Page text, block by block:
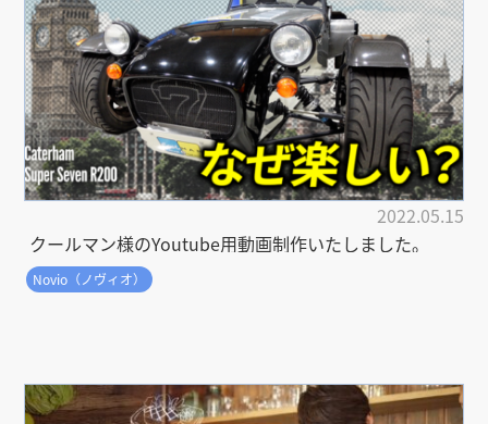
2022.05.15
クールマン様のYoutube用動画制作いたしました。
Novio（ノヴィオ）